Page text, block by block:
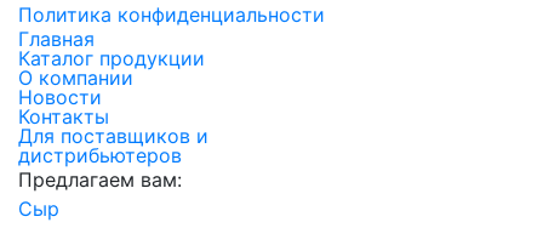
Политика конфиденциальности
Главная
Каталог продукции
О компании
Новости
Контакты
Для поставщиков и
дистрибьютеров
Предлагаем вам:
Сыр